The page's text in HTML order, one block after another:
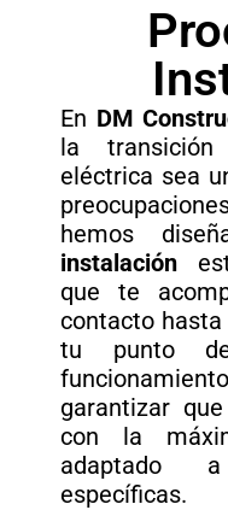
En DM
la
eléctrica sea
hemos
instalación
que te
contacto
tu punto
garantizar
con la
adaptado
específicas.